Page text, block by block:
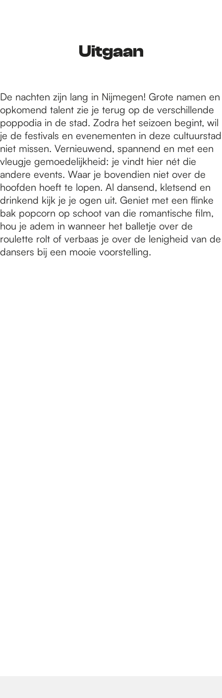
d
e
h
o
m
e
p
Uitgaan
De nachten zijn lang in Nijmegen! Grote namen en
opkomend talent zie je terug op de verschillende
poppodia in de stad. Zodra het seizoen begint, wil
je de festivals en evenementen in deze cultuurstad
niet missen. Vernieuwend, spannend en met een
vleugje gemoedelijkheid: je vindt hier nét die
andere events. Waar je bovendien niet over de
hoofden hoeft te lopen. Al dansend, kletsend en
drinkend kijk je je ogen uit. Geniet met een flinke
bak popcorn op schoot van die romantische film,
hou je adem in wanneer het balletje over de
roulette rolt of verbaas je over de lenigheid van de
dansers bij een mooie voorstelling.